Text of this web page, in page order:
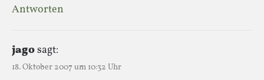
Antworten
jagosagt:
18. Oktober 2007 um 10:32 Uhr